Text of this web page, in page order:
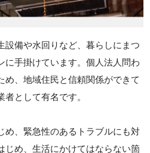
設備や水回りなど、暮らしにまつ
に手掛けています。個人法人問わ
め、地域住民と信頼関係ができて
として有名です。
め、緊急性のあるトラブルにも対
じめ、生活にかけてはならない箇